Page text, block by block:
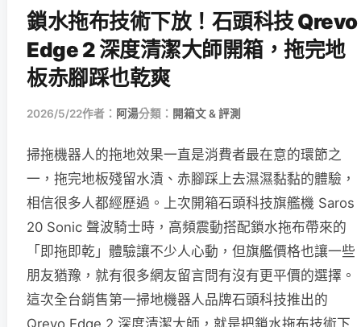
鎖水拖布技術下放！石頭科技 Qrevo
Edge 2 深度清潔大師開箱，拖完地
板赤腳踩也乾爽
2026/5/22作者： 阿湯分類： 開箱文 & 評測
掃拖機器人的拖地效果一直是消費者最在意的環節之
一，拖完地板殘留水漬、赤腳踩上去濕濕黏黏的體驗，
相信很多人都經歷過。上次開箱石頭科技旗艦機 Saros
20 Sonic 聲波騎士時，高頻震動搭配鎖水拖布帶來的
「即拖即乾」體驗讓不少人心動，但旗艦價格也讓一些
朋友猶豫，就有很多網友留言問有沒有更平價的選擇。
這次全台銷售第一掃地機器人品牌石頭科技推出的
Qrevo Edge 2 深度清潔大師，就是把鎖水拖布技術下